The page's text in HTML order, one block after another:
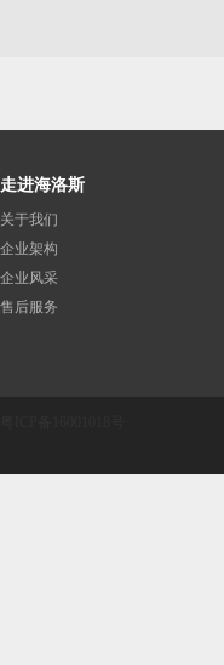
走进海洛斯
关于我们
企业架构
企业风采
售后服务